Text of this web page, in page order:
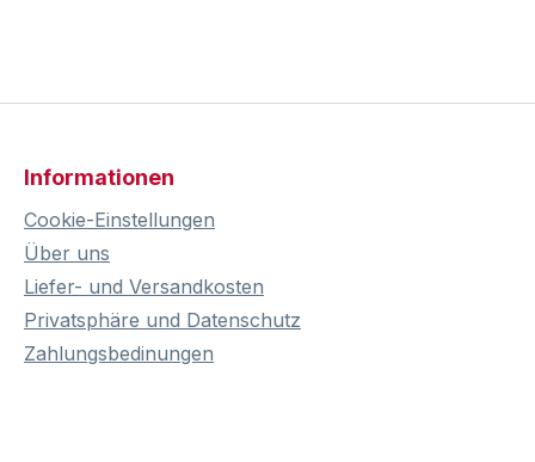
Informationen
Cookie-Einstellungen
Über uns
Liefer- und Versandkosten
Privatsphäre und Datenschutz
Zahlungsbedinungen